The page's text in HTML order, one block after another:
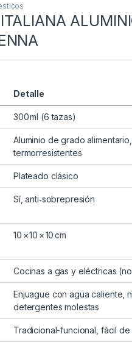
Detalle
300 ml (6 tazas)
Aluminio de grado
termorresistentes
Plateado clásico
Sí, anti‑sobrepresión
10 × 10 × 10 cm
Cocinas a gas y eléctricas
Enjuague con agua caliente,
detergentes molestas
Tradicional-funcional, fácil de